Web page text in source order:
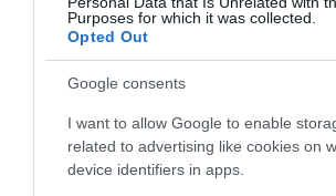
Purposes for which it was collected.
Opted Out
Google consents
I want to allow Google to enable
related to advertising like cookies on
device identifiers in apps.
Información generalDenominación
operador: Torre de Núñez de
S.L.U.Dirección del operador: Ctra.
27160 Conturiz (Lugo)Lugar de